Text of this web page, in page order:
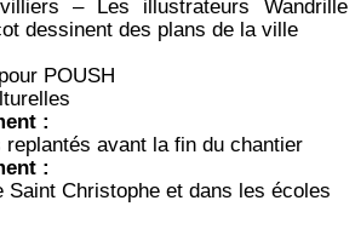
– Les illustrateurs Wandrille
dessinent des plans de la ville
POUSH
:
replantés avant la fin du chantier
:
Saint Christophe et dans les écoles